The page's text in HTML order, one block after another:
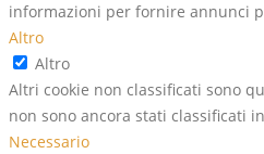
informazioni per fornire annunci
Altro
Altro
Altri cookie non classificati sono
non sono ancora stati classificati
Necessario